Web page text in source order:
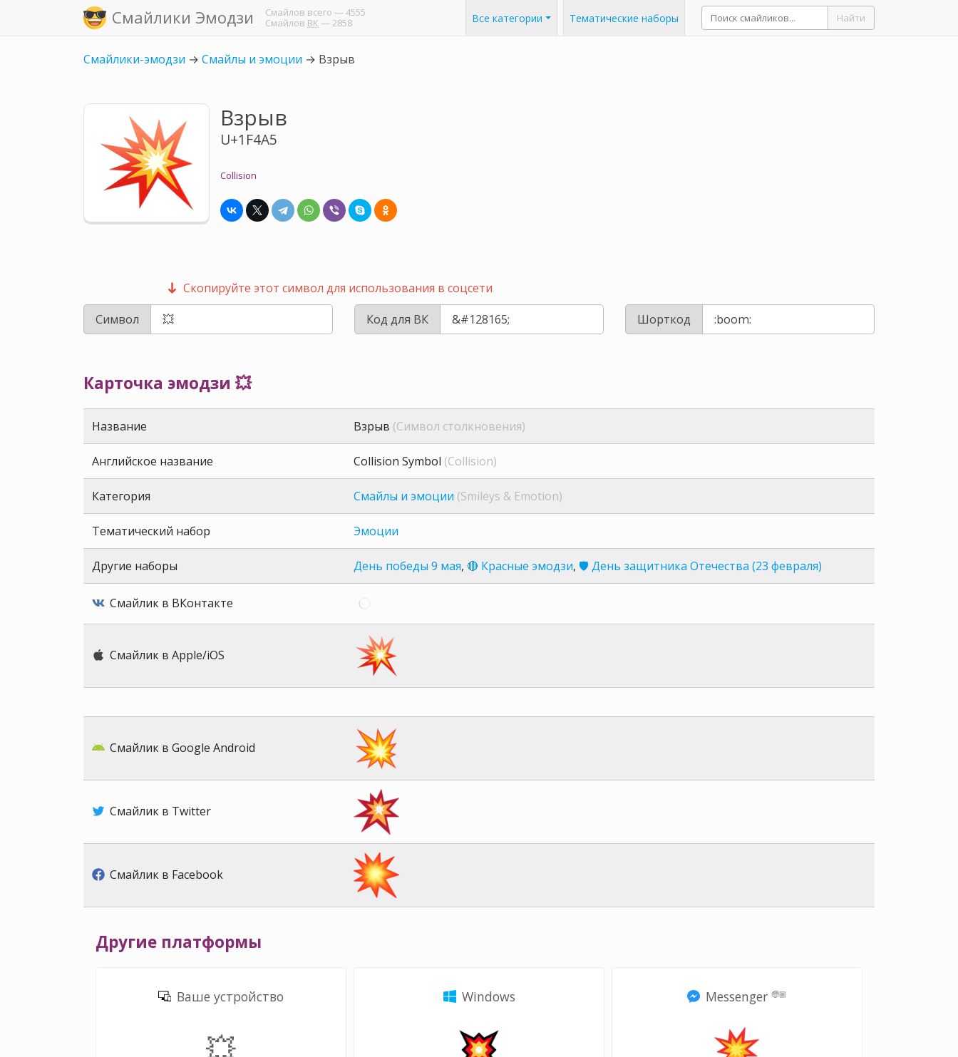
Смайлики Эмодзи Смайлов всего — 4555
Смайлов ВК — 2858 Все категории Тематические наборы Найти
Смайлики-эмодзи → Смайлы и эмоции → Взрыв
Взрыв
U+1F4A5
Collision
Скопируйте этот символ для использования в соцсети
Символ
Код для ВК Шорткод
Карточка эмодзи 💥
Название Взрыв (Символ столкновения)
Английское название Collision Symbol (Collision)
Категория Смайлы и эмоции (Smileys & Emotion)
Тематический набор Эмоции
Другие наборы День победы 9 мая, 🔴 Красные эмодзи, 🛡️ День защитника Отечества (23 февраля)
Смайлик в ВКонтакте
Смайлик в Apple/iOS
Смайлик в Google Android
Смайлик в Twitter
Смайлик в Facebook
Другие платформы
Ваше устройство Windows Messenger 🧓🏼